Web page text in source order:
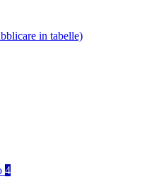
in tabelle)
4